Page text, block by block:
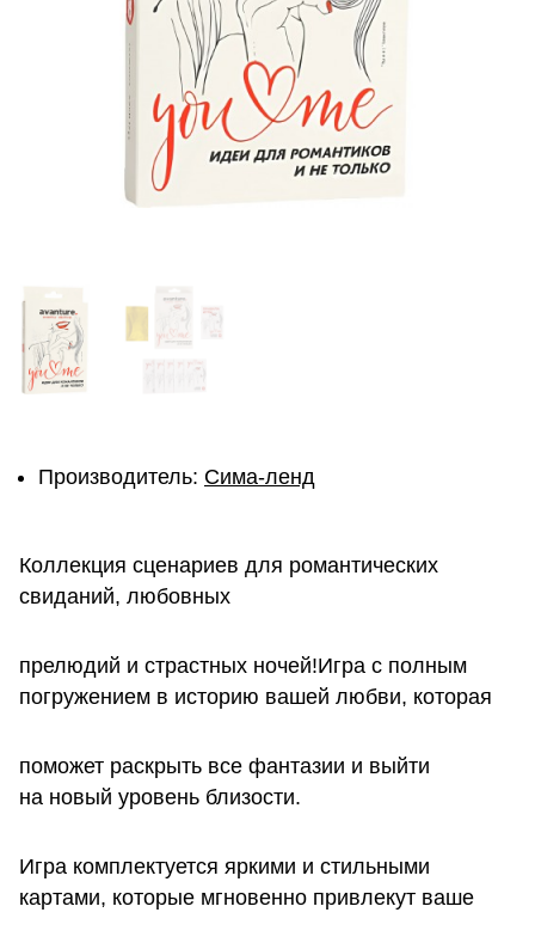
Производитель: Сима-ленд
Коллекция сценариев для романтических
свиданий, любовных
прелюдий и страстных ночей!Игра с полным
погружением в историю вашей любви, которая
поможет раскрыть все фантазии и выйти
на новый уровень близости.
Игра комплектуется яркими и стильными
картами, которые мгновенно привлекут ваше